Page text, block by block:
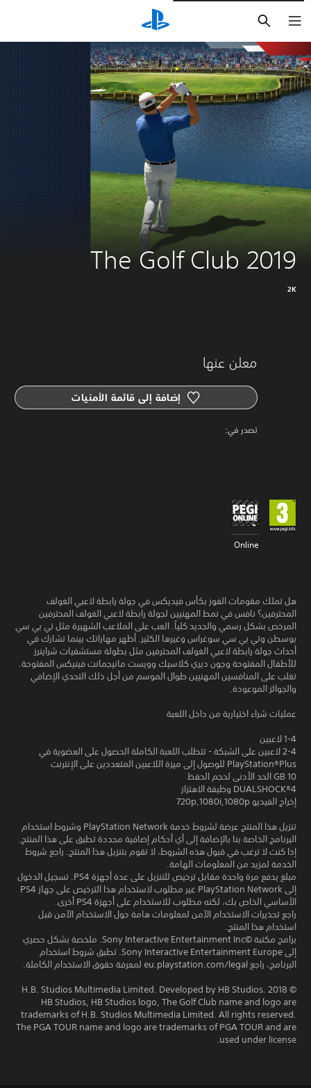
The Golf Club 2019
2K
معلن عنها
إضافة إلى قائمة الأمنيات
‏تصدر في: ‏
Online
هل تملك مقومات الفوز بكأس فيديكس في جولة رابطة لاعبي الغولف
المحترفين؟ نافس في نمط المهنيين لجولة رابطة لاعبي الغولف المحترفين
المرخص بشكل رسمي والجديد كلياً. العب على الملاعب الشهيرة مثل تي بي سي
بوسطن وتي بي سي سوغراس وغيرها الكثير. أظهر مهاراتك بينما تشارك في
أحداث جولة رابطة لاعبي الغولف المحترفين مثل بطولة مستشفيات شراينرز
للأطفال المفتوحة وجون ديري كلاسيك وويست مانيجمانت فينيكس المفتوحة.
تغلب على المنافسين المهنيين طوال الموسم من أجل ذلك التحدي الإضافي
والجوائز الموعودة.
عمليات شراء اختيارية من داخل اللعبة
1-4 لاعبين
2-4 لاعبين على الشبكة - تتطلب اللعبة الكاملة الحصول على العضوية في
PlayStation®Plus للوصول إلى ميزة اللاعبين المتعددين على الإنترنت
10 GB الحد الأدنى لحجم الحفظ
DUALSHOCK‎®4 وظيفة الاهتزاز
إخراج الفيديو 720p,1080i,1080p
تنزيل هذا المنتج عرضة لشروط خدمة PlayStation Network وشروط استخدام
البرنامج الخاصة بنا بالإضافة إلى أي أحكام إضافية محددة تطبق على هذا المنتج.
إذا كنت لا ترغب في قبول هذه الشروط، لا تقوم بتنزيل هذا المنتج. راجع شروط
الخدمة لمزيد من المعلومات الهامة.
مبلغ يدفع مرة واحدة مقابل ترخيص للتنزيل على عدة أجهزة PS4. تسجيل الدخول
إلى PlayStation Network غير مطلوب لاستخدام هذا الترخيص على جهاز PS4
الأساسي الخاص بك، لكنه مطلوب للاستخدام على أجهزة PS4 أخرى.
راجع تحذيرات الاستخدام الآمن لمعلومات هامة حول الاستخدام الآمن قبل
استخدام هذا المنتج.
برامج مكتبة ©Sony Interactive Entertainment Inc. ملخصة بشكل حصري
إلى Sony Interactive Entertainment Europe. تطبق شروط استخدام
البرنامج، راجع eu.playstation.com/legal لمعرفة حقوق الاستخدام الكاملة.
© 2018 H.B. Studios Multimedia Limited. Developed by HB Studios.
HB Studios, HB Studios logo, The Golf Club name and logo are
trademarks of H.B. Studios Multimedia Limited. All rights reserved.
The PGA TOUR name and logo are trademarks of PGA TOUR and are
used under license.